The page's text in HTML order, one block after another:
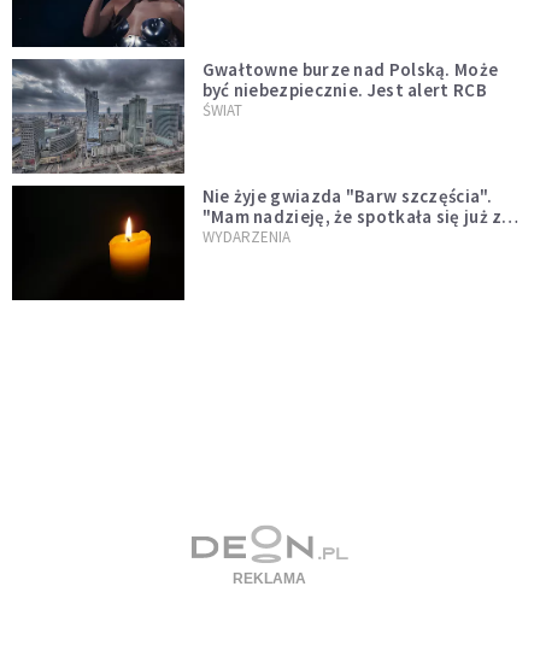
Gwałtowne burze nad Polską. Może
być niebezpiecznie. Jest alert RCB
ŚWIAT
Nie żyje gwiazda "Barw szczęścia".
"Mam nadzieję, że spotkała się już z
Bogiem, którego tak bardzo kochała"
WYDARZENIA